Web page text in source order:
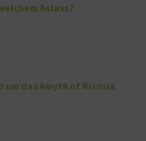
Anlass?
um das Amyth of Nicosia